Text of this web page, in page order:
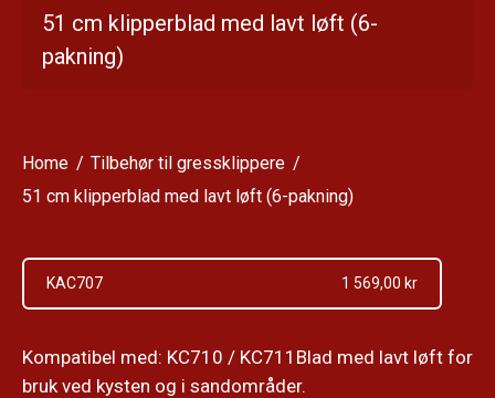
51 cm klipperblad med lavt løft (6-
pakning)
Home
Tilbehør til gressklippere
51 cm klipperblad med lavt løft (6-pakning)
KAC707 1 569,00 kr
Kompatibel med: KC710 / KC711Blad med lavt løft for
bruk ved kysten og i sandområder.